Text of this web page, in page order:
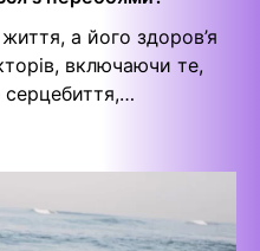
а його здоров’я
включаючи те,